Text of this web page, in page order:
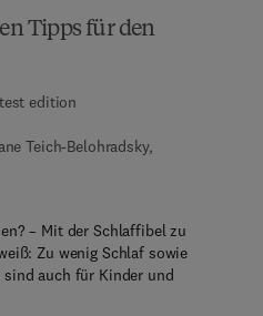
Tipps für den
edition
Teich-Belohradsky,
– Mit der Schlaffibel zu
Zu wenig Schlaf sowie
auch für Kinder und